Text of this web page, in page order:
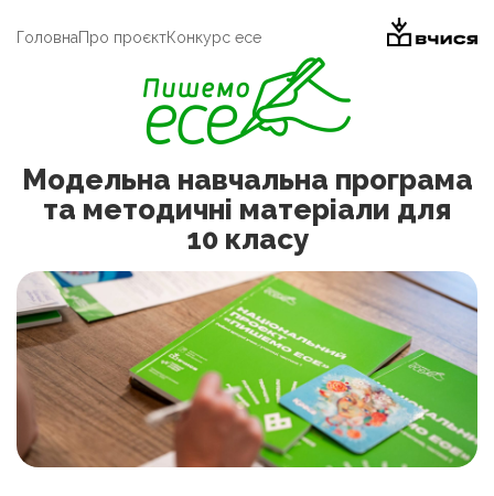
ГоловнаПро проєктКонкурс есе
Модельна навчальна програма
та методичні матеріали для
10 класу